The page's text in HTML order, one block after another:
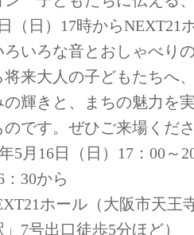
（日）17時からNEXT21
ろいろな音とおしゃべり
将来大人の子どもたちへ
の輝きと、まちの魅力を
のです。ぜひご来場くだ
5月16日（日）17：00～
30から
ール（大阪市天王寺
7号出口徒歩5分ほど）